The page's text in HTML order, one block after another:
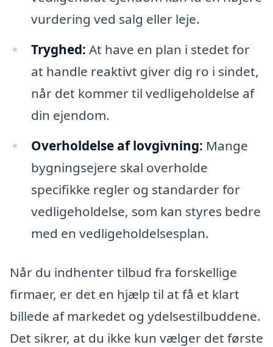
vurdering ved salg eller leje.
Tryghed: At have en plan i stedet for
at handle reaktivt giver dig ro i sindet,
når det kommer til vedligeholdelse af
din ejendom.
Overholdelse af lovgivning: Mange
bygningsejere skal overholde
specifikke regler og standarder for
vedligeholdelse, som kan styres bedre
med en vedligeholdelsesplan.
Når du indhenter tilbud fra forskellige
firmaer, er det en hjælp til at få et klart
billede af markedet og ydelsestilbuddene.
Det sikrer, at du ikke kun vælger det første